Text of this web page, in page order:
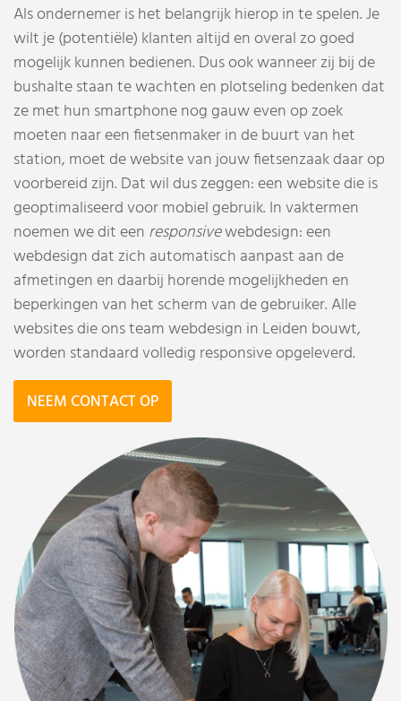
Als ondernemer is het belangrijk hierop in te spelen. Je
wilt je (potentiële) klanten altijd en overal zo goed
mogelijk kunnen bedienen. Dus ook wanneer zij bij de
bushalte staan te wachten en plotseling bedenken dat
ze met hun smartphone nog gauw even op zoek
moeten naar een fietsenmaker in de buurt van het
station, moet de website van jouw fietsenzaak daar op
voorbereid zijn. Dat wil dus zeggen: een website die is
geoptimaliseerd voor mobiel gebruik. In vaktermen
noemen we dit een responsivewebdesign: een
webdesign dat zich automatisch aanpast aan de
afmetingen en daarbij horende mogelijkheden en
beperkingen van het scherm van de gebruiker. Alle
websites die ons team webdesign in Leiden bouwt,
worden standaard volledig responsive opgeleverd.
NEEM CONTACT OP